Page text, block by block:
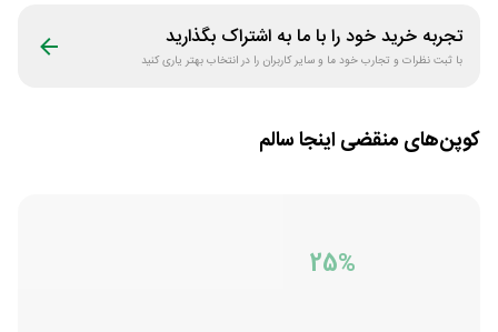
تجربه خرید خود را با ما به اشتراک بگذارید
با ثبت نظرات و تجارب خود ما و سایر کاربران را در انتخاب بهتر یاری کنید
کوپن‌های منقضیاینجا سالم
25%